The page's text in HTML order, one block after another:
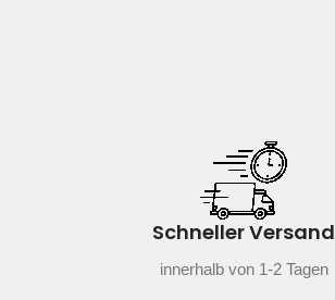
Schneller Versand
innerhalb von 1-2 Tagen